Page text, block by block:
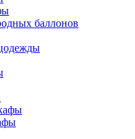
баллонов